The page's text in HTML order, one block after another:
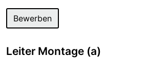
Bewerben
Leiter Montage (a)